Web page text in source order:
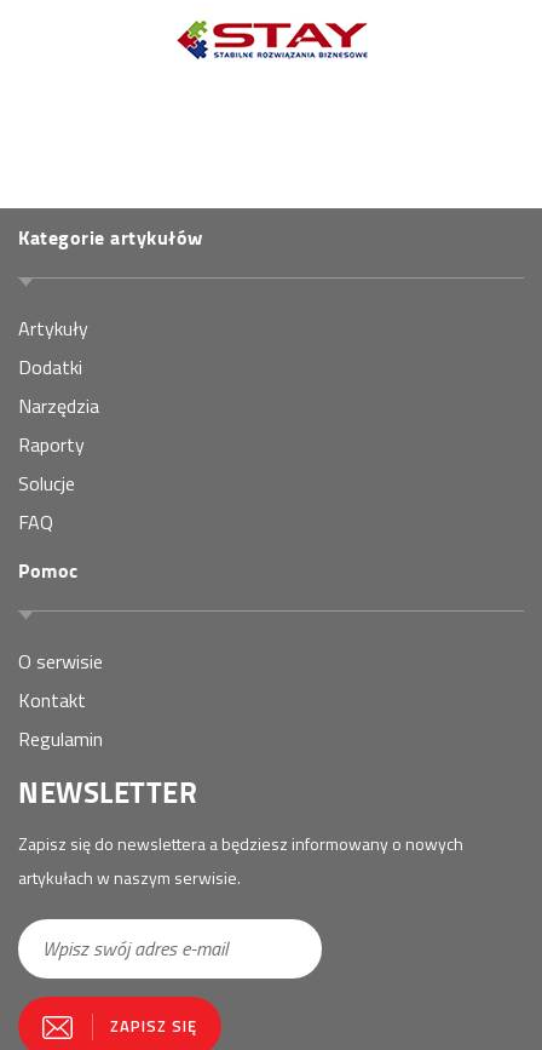
Kategorie artykułów
Artykuły
Dodatki
Narzędzia
Raporty
Solucje
FAQ
Pomoc
O serwisie
Kontakt
Regulamin
NEWSLETTER
Zapisz się do newslettera a będziesz informowany o nowych
artykułach w naszym serwisie.
E-
mail
ZAPISZ SIĘ